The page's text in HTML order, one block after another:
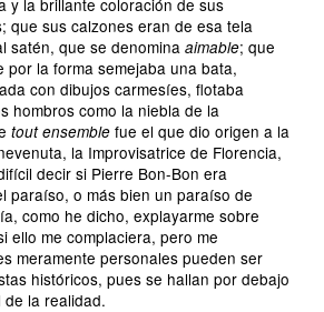
y la brillante coloración de sus
que sus calzones eran de esa tela
satén, que se denomina aimable; que
por la forma semejaba una bata,
con dibujos carmesíes, flotaba
hombros como la niebla de la
tout ensemble fue el que dio origen a la
la Improvisatrice de Florencia,
decir si Pierre Bon-Bon era
paraíso, o más bien un paraíso de
como he dicho, explayarme sobre
ello me complaciera, pero me
meramente personales pueden ser
históricos, pues se hallan por debajo
la realidad.